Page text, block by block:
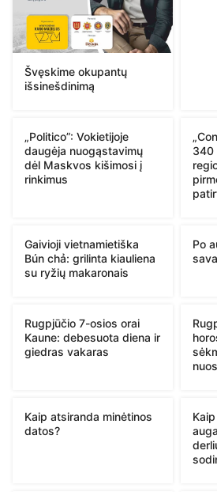
Švęskime okupantų
išsinešdinimą
„Politico”: Vokietijoje
daugėja nuogąstavimų
dėl Maskvos kišimosi į
rinkimus
340
Gaivioji vietnamietiška
Bún chả: grilinta kiauliena
su ryžių makaronais
Po
Rugpjūčio 7-osios orai
Kaune: debesuota diena ir
giedras vakaras
Kaip atsiranda minėtinos
datos?